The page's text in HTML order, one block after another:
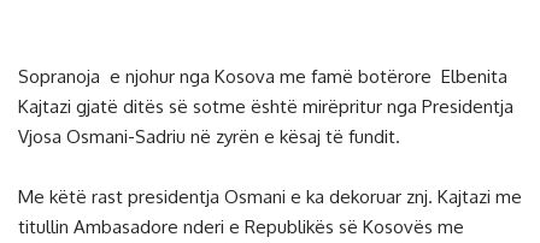
Sopranoja e njohur nga Kosova me famë botërore Elbenita
Kajtazi gjatë ditës së sotme është mirëpritur nga Presidentja
Vjosa Osmani-Sadriu në zyrën e kësaj të fundit.
Me këtë rast presidentja Osmani e ka dekoruar znj. Kajtazi me
titullin Ambasadore nderi e Republikës së Kosovës me